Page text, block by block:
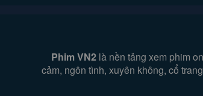
Phim VN2 là nền tảng xem phim
cảm, ngôn tình, xuyên không, cổ